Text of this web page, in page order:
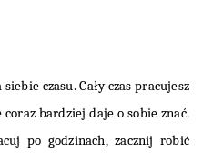
czasu. Cały czas pracujesz
bardziej daje o sobie znać.
po godzinach, zacznij robić